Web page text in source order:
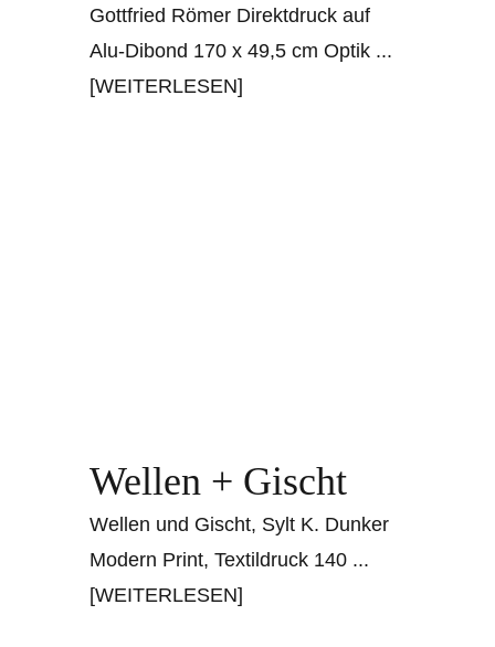
Gottfried Römer Direktdruck auf
Alu-Dibond 170 x 49,5 cm Optik ...
[WEITERLESEN]
Wellen + Gischt
Wellen und Gischt, Sylt K. Dunker
Modern Print, Textildruck 140 ...
[WEITERLESEN]